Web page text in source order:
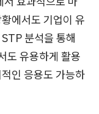
에서도 기업이 유
분석을 통해
도 유용하게 활용
인 응용도 가능하